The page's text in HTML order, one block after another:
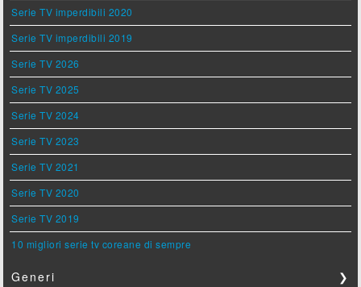
Serie TV imperdibili 2020
Serie TV imperdibili 2019
Serie TV 2026
Serie TV 2025
Serie TV 2024
Serie TV 2023
Serie TV 2021
Serie TV 2020
Serie TV 2019
10 migliori serie tv coreane di sempre
Generi ❯